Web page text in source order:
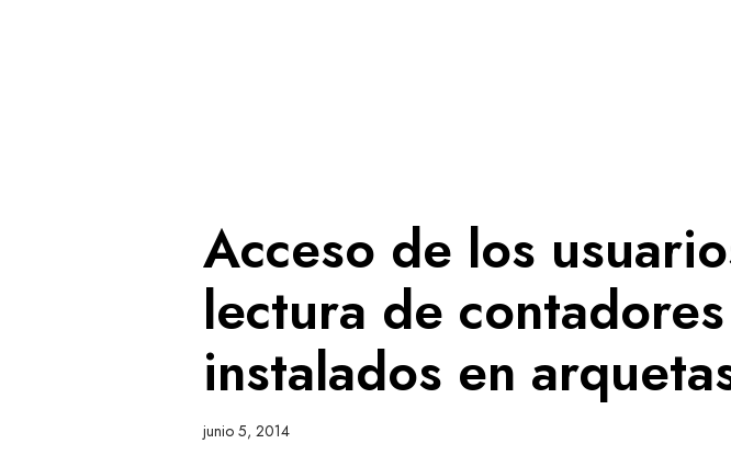
Acceso de los
lectura de contadores
instalados en
junio 5, 2014